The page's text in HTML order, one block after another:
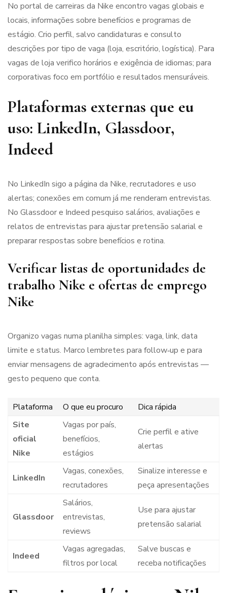
No portal de carreiras da Nike encontro vagas globais e
locais, informações sobre benefícios e programas de
estágio. Crio perfil, salvo candidaturas e consulto
descrições por tipo de vaga (loja, escritório, logística). Para
vagas de loja verifico horários e exigência de idiomas; para
corporativas foco em portfólio e resultados mensuráveis.
Plataformas externas que eu
uso: LinkedIn, Glassdoor,
Indeed
No LinkedIn sigo a página da Nike, recrutadores e uso
alertas; conexões em comum já me renderam entrevistas.
No Glassdoor e Indeed pesquiso salários, avaliações e
relatos de entrevistas para ajustar pretensão salarial e
preparar respostas sobre benefícios e rotina.
Verificar listas de oportunidades de
trabalho Nike e ofertas de emprego
Nike
Organizo vagas numa planilha simples: vaga, link, data
limite e status. Marco lembretes para follow‑up e para
enviar mensagens de agradecimento após entrevistas —
gesto pequeno que conta.
Plataforma O que eu procuro
Dica rápida
Site
oficial
Nike
Vagas por país,
benefícios,
estágios
Crie perfil e ative
alertas
LinkedIn
Vagas, conexões,
recrutadores
Sinalize interesse e
peça apresentações
Glassdoor
Salários,
entrevistas,
reviews
Use para ajustar
pretensão salarial
Indeed
Vagas agregadas,
filtros por local
Salve buscas e
receba notificações